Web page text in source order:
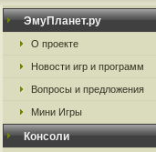
ЭмуПланет.ру
О проекте
Новости игр и программ
Вопросы и предложения
Мини Игры
Консоли